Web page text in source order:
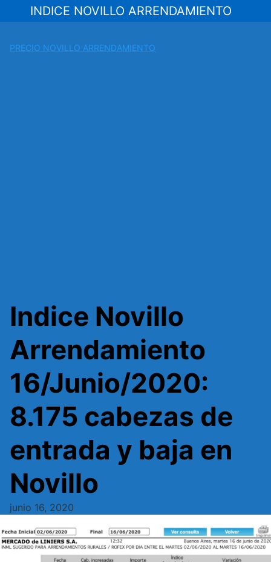
al
INDICE NOVILLO ARRENDAMIENTO
PRECIO NOVILLO ARRENDAMIENTO
Indice Novillo
Arrendamiento
16/Junio/2020:
8.175 cabezas de
entrada y baja en
Novillo
junio 16, 2020